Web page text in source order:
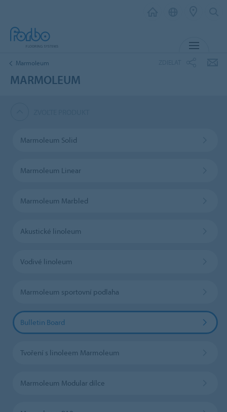
Marmoleum
MARMOLEUM
Marmoleum Solid
Marmoleum Linear
Marmoleum Marbled
Akustické linoleum
Vodivé linoleum
Marmoleum sportovní podlaha
Bulletin Board
Tvoření s linoleem Marmoleum
Marmoleum Modular dílce